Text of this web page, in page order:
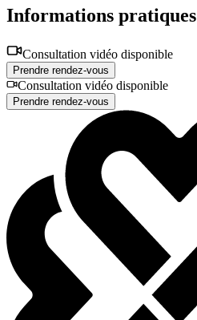
Informations pratiques
Consultation vidéo disponible
Prendre rendez-vous
Consultation vidéo disponible
Prendre rendez-vous